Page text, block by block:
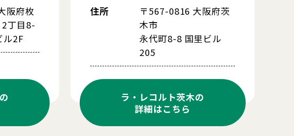
阪府枚
丁目8-
ル2F
住所
〒567-0816 大阪府茨
木市
永代町8-8 国里ビル
205
ラ・レコルト茨木の
詳細はこちら